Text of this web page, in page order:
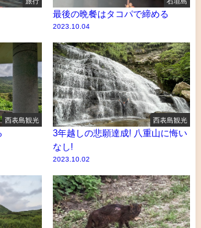
最後の晩餐はタコパで締める
2023.10.04
西表島観光 西表島観光
3年越しの悲願達成! 八重山に悔い
なし!
2023.10.02